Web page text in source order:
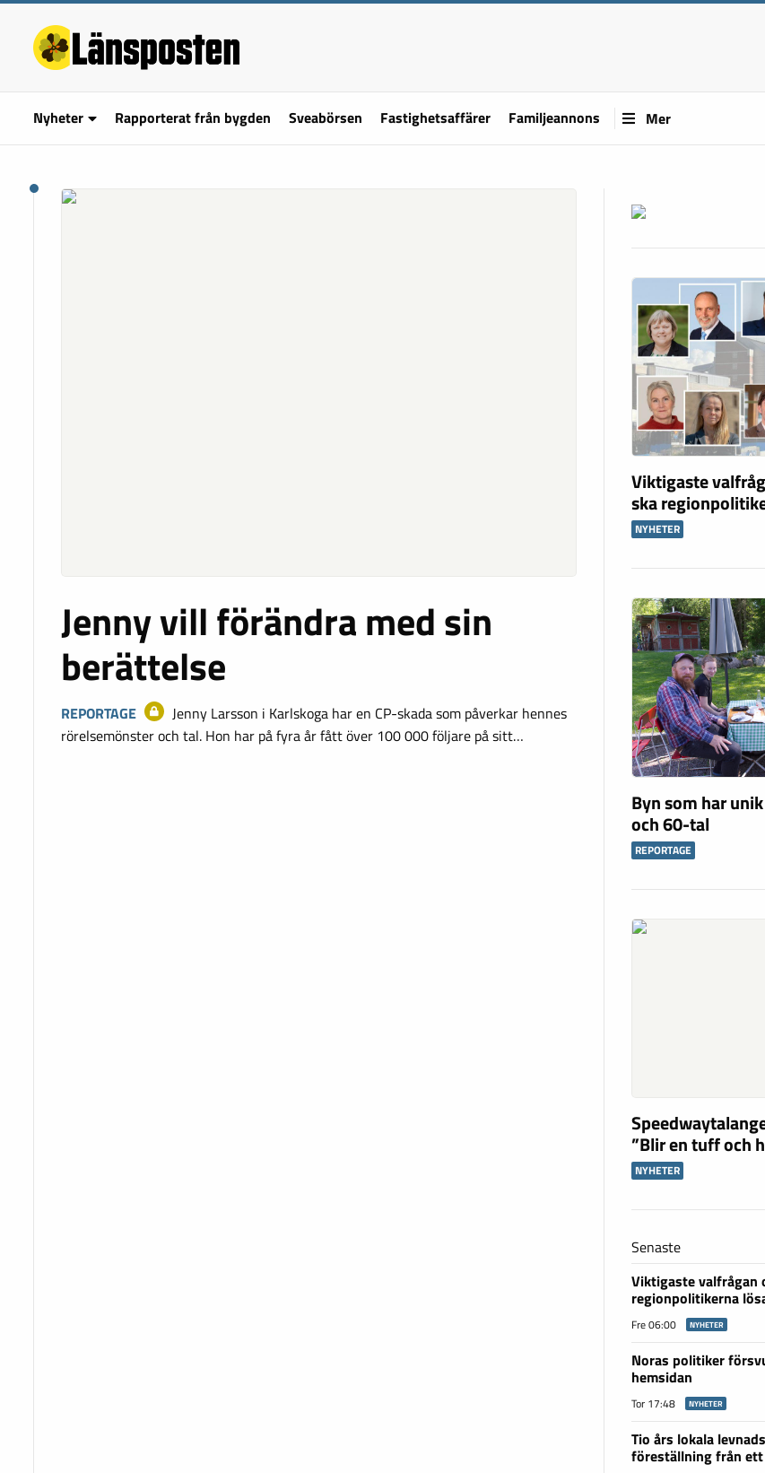
Nyheter Rapporterat från bygden Sveabörsen Fastighetsaffärer Familjeannons Mer
Jenny vill förändra med sin
berättelse
REPORTAGE
Jenny Larsson i Karlskoga har en CP-skada som påverkar hennes
rörelsemönster och tal. Hon har på fyra år fått över 100 000 följare på sitt…
Viktigaste
ska
NYHETER
Byn som har
och 60-tal
REPORTAGE
”Blir en tuff och
NYHETER
Senaste
Viktigaste valfrågan
regionpolitikerna
Fre 06:00 NYHETER
Noras politiker
hemsidan
Tor 17:48 NYHETER
Tio års lokala
föreställning från